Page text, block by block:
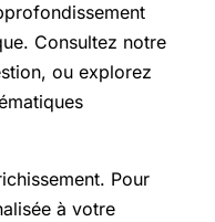
Consultez notre
ou explorez
Pour
à votre